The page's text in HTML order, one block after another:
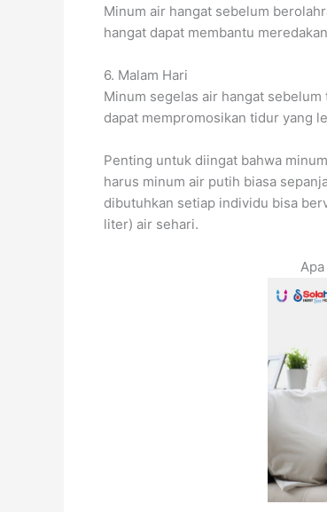
Minum air hangat sebelum
hangat dapat membantu
6. Malam Hari
Minum segelas air hangat
dapat mempromosikan tidur yang
Penting untuk diingat bahwa
harus minum air putih biasa
dibutuhkan setiap individu bisa
liter) air sehari.